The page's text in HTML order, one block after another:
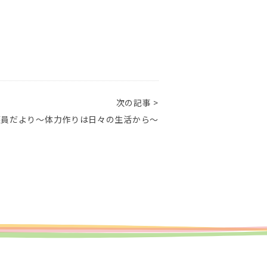
次の記事 >
だより～体力作りは日々の生活から～